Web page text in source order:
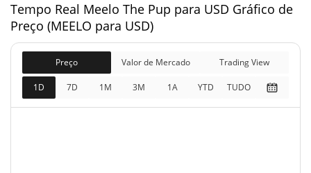
Meelo The Pup Capitalização de mercado
Capitalização de
mercado
$6,191.38
3.86%
Totalmente diluído
Limite de mercado
$6,874.47
1.45%
Tempo Real Meelo The Pup para USD Gráfico de
Preço (MEELO para USD)
Preço Valor de Mercado Trading View
1D 7D 1M 3M 1A YTD TUDO